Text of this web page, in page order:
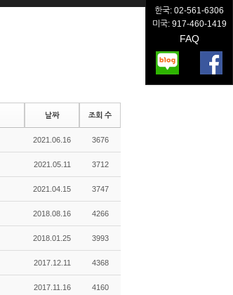
날짜 조회 수
2021.06.16 3676
2021.05.11 3712
2021.04.15 3747
2018.08.16 4266
2018.01.25 3993
2017.12.11 4368
2017.11.16 4160
한국: 02-561-6306
미국: 917-460-1419
FAQ